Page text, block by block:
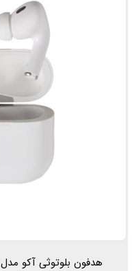
هدفون بلوتوثی آکو مدل AT-11 با قابلیت نویز کنسلینگ